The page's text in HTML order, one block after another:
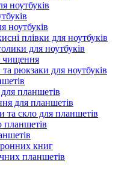
ноутбуків
ноутбуків
плівки для ноутбуків
для ноутбуків
чищення
рюкзаки для ноутбуків
планшетів
для планшетів
та скло для планшетів
планшетів
книг
планшетів